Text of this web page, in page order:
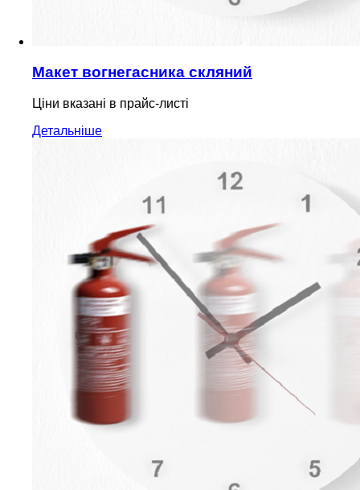
Макет вогнегасника скляний
Ціни вказані в прайс-листі
Детальніше